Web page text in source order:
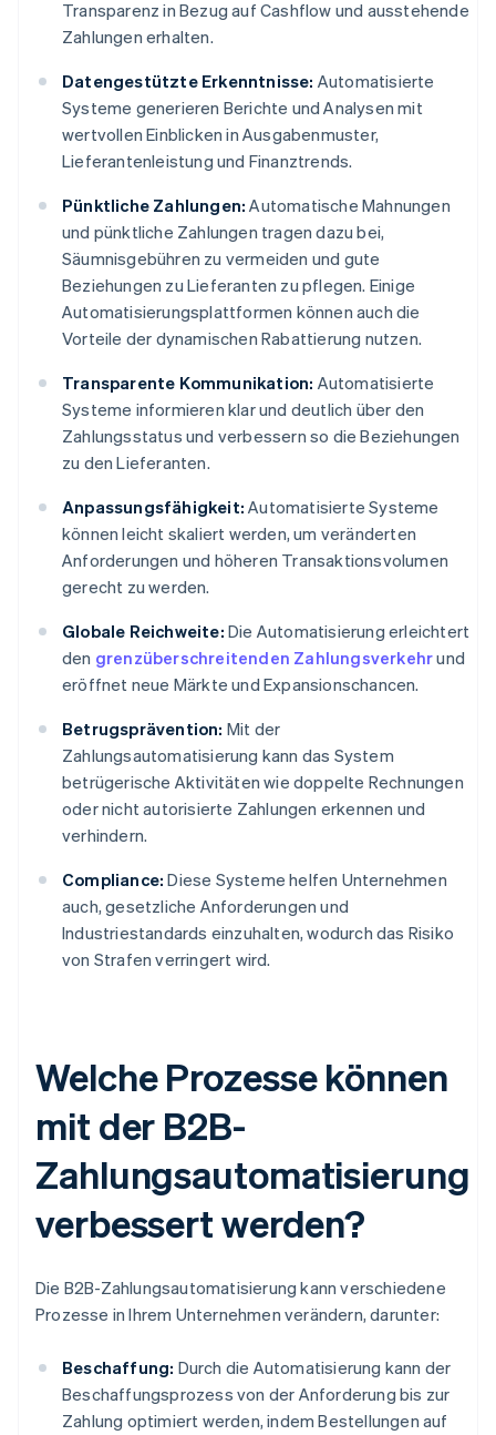
Transparenz in Bezug auf Cashflow und ausstehende
Zahlungen erhalten.
Datengestützte Erkenntnisse: Automatisierte
Systeme generieren Berichte und Analysen mit
wertvollen Einblicken in Ausgabenmuster,
Lieferantenleistung und Finanztrends.
Pünktliche Zahlungen: Automatische Mahnungen
und pünktliche Zahlungen tragen dazu bei,
Säumnisgebühren zu vermeiden und gute
Beziehungen zu Lieferanten zu pflegen. Einige
Automatisierungsplattformen können auch die
Vorteile der dynamischen Rabattierung nutzen.
Transparente Kommunikation: Automatisierte
Systeme informieren klar und deutlich über den
Zahlungsstatus und verbessern so die Beziehungen
zu den Lieferanten.
Anpassungsfähigkeit: Automatisierte Systeme
können leicht skaliert werden, um veränderten
Anforderungen und höheren Transaktionsvolumen
gerecht zu werden.
Globale Reichweite: Die Automatisierung erleichtert
den grenzüberschreitenden Zahlungsverkehrund
eröffnet neue Märkte und Expansionschancen.
Betrugsprävention: Mit der
Zahlungsautomatisierung kann das System
betrügerische Aktivitäten wie doppelte Rechnungen
oder nicht autorisierte Zahlungen erkennen und
verhindern.
Compliance: Diese Systeme helfen Unternehmen
auch, gesetzliche Anforderungen und
Industriestandards einzuhalten, wodurch das Risiko
von Strafen verringert wird.
Welche Prozesse können
mit der B2B-
Zahlungsautomatisierung
verbessert werden?
Die B2B-Zahlungsautomatisierung kann verschiedene
Prozesse in Ihrem Unternehmen verändern, darunter:
Beschaffung: Durch die Automatisierung kann der
Beschaffungsprozess von der Anforderung bis zur
Zahlung optimiert werden, indem Bestellungen auf